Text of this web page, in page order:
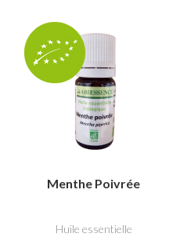
Menthe Poivrée
Huile essentielle